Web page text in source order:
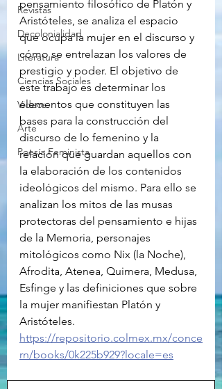
Revistas
Decolonialidad
Literatura
Ciencias Sociales
Videos
Arte
Poesía Feminista
pensamiento filosófico de Platón y
Aristóteles, se analiza el espacio
que ocupa la mujer en el discurso y
cómo se entrelazan los valores de
prestigio y poder. El objetivo de
este trabajo es determinar los
elementos que constituyen las
bases para la construcción del
discurso de lo femenino y la
relación que guardan aquellos con
la elaboración de los contenidos
ideológicos del mismo. Para ello se
analizan los mitos de las musas
protectoras del pensamiento e hijas
de la Memoria, personajes
mitológicos como Nix (la Noche),
Afrodita, Atenea, Quimera, Medusa,
Esfinge y las definiciones que sobre
la mujer manifiestan Platón y
Aristóteles.
https://repositorio.colmex.mx/conce
rn/books/0k225b929?locale=es